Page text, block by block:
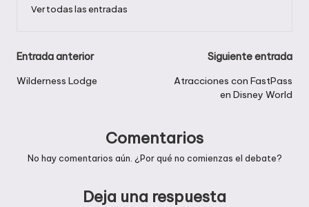
Ver todas las entradas
Navegación
de
Entrada anterior
Wilderness Lodge
Siguiente entrada
Atracciones con FastPass
en Disney World
Comentarios
No hay comentarios aún. ¿Por qué no comienzas el debate?
Deja una respuesta